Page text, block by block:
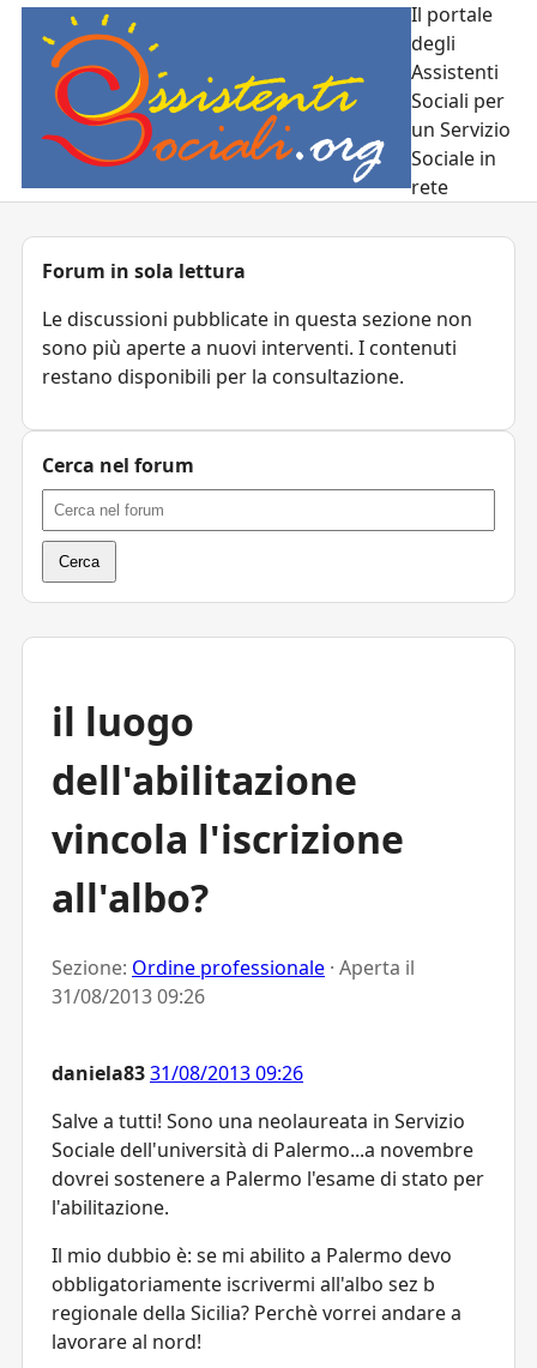
Il portale
degli
Assistenti
Sociali per
un Servizio
Sociale in
rete
il luogo
dell'abilitazione
vincola l'iscrizione
all'albo?
Sezione: Ordine professionale · Aperta il
31/08/2013 09:26
daniela8331/08/2013 09:26
Salve a tutti! Sono una neolaureata in Servizio
Sociale dell'università di Palermo...a novembre
dovrei sostenere a Palermo l'esame di stato per
l'abilitazione.
Il mio dubbio è: se mi abilito a Palermo devo
obbligatoriamente iscrivermi all'albo sez b
regionale della Sicilia? Perchè vorrei andare a
lavorare al nord!
Forum in sola lettura
Le discussioni pubblicate in questa sezione non
sono più aperte a nuovi interventi. I contenuti
restano disponibili per la consultazione.
Cerca nel forum
Cerca